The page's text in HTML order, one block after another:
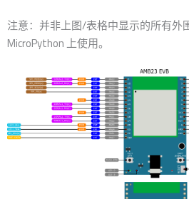
注意：并非上图/表格中显示的所有外
MicroPython 上使用。